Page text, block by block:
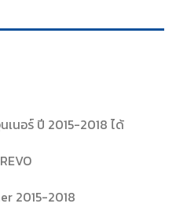
เนอร์ ปี 2015-2018 ได้
2015-2018